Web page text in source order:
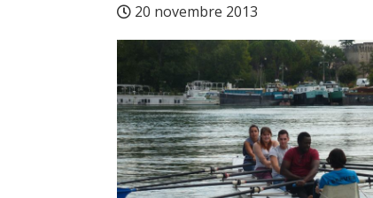
20 novembre 2013